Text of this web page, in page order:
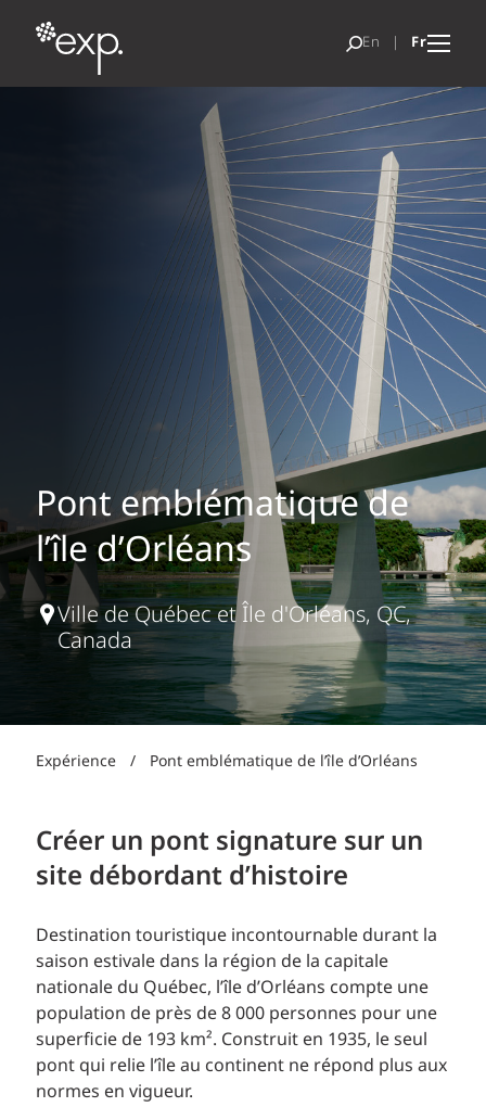
Pont emblématique de
l’île d’Orléans
Ville de Québec et Île d'Orléans, QC,
Canada
Expérience / Pont emblématique de l’île d’Orléans
Créer un pont signature sur un
site débordant d’histoire
Destination touristique incontournable durant la
saison estivale dans la région de la capitale
nationale du Québec, l’île d’Orléans compte une
population de près de 8 000 personnes pour une
superficie de 193 km². Construit en 1935, le seul
pont qui relie l’île au continent ne répond plus aux
normes en vigueur.